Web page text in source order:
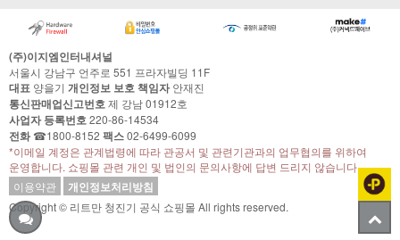
(주)이지엠인터내셔널
서울시 강남구 언주로 551 프라자빌딩 11F
대표 양을기 개인정보 보호 책임자안재진
통신판매업신고번호제 강남 01912호
사업자 등록번호220-86-14534
전화☎1800-8152 팩스02-6499-6099
*이메일 계정은 관계법령에 따라 관공서 및 관련기관과의 업무협의를 위하여
운영합니다. 쇼핑몰 관련 개인 및 법인의 문의사항에 답변 드리지 않습니다.
이용약관
개인정보처리방침
Copyright © 리트만 청진기 공식 쇼핑몰 All rights reserved.